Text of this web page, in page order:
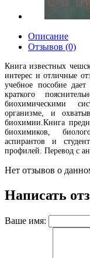
Описание
Отзывов (0)
Книга известных
интерес и отличные
учебное пособие
краткого
биохимическими
организме, и
биохимии.Книга
биохимиков,
аспирантов и
профилей. Перевод с
Нет отзывов о
Написать
Ваше имя: